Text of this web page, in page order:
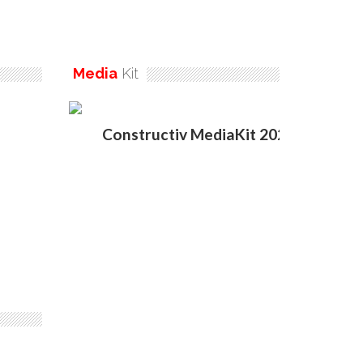
Media Kit
Constructiv MediaKit 2020